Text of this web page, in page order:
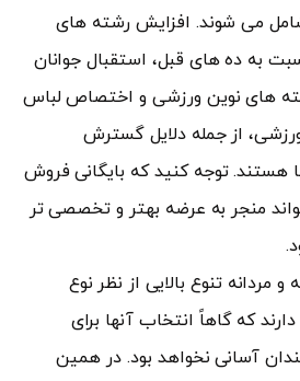
می شوند. افزایش رشته های
به ده های قبل، استقبال جوانان
های نوین ورزشی و اختصاص لباس
از جمله دلایل گسترش
هستند. توجه کنید که بایگانی فروش
منجر به عرضه بهتر و تخصصی تر
و مردانه تنوع بالایی از نظر نوع
که گاهاً انتخاب آنها برای
آسانی نخواهد بود. در همین